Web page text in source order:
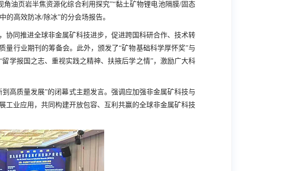
油页岩半焦资源化综合利用探究”“黏土矿物锂电池隔膜/固态
的高效防冰/除冰”的分会场报告。
协同推进全球非金属矿科技进步，促进跨国科研合作、技术转
行业期刊的筹备会。此外，颁发了“矿物基础科学厚怀奖”与
学报国之志、重视实践之精神、扶掖后学之情”，激励广大科
高质量发展”的闭幕式主题发言。强调应加强非金属矿科技与
工业应用，共同构建开放包容、互利共赢的全球非金属矿科技